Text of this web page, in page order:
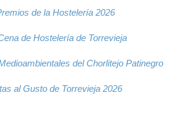
de la Hostelería 2026
de Hostelería de Torrevieja
del Chorlitejo Patinegro
al Gusto de Torrevieja 2026